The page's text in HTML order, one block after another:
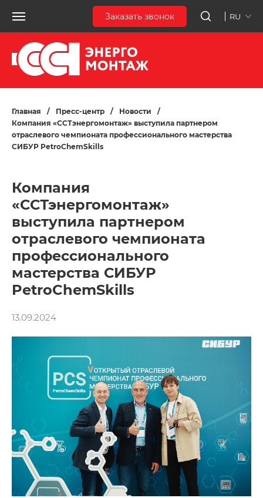
Заказать звонок RU
Главная / Пресс-центр / Новости
/
Компания «ССТэнергомонтаж» выступила партнером
отраслевого чемпионата профессионального мастерства
СИБУР PetroChemSkills
Компания
«ССТэнергомонтаж»
выступила партнером
отраслевого чемпионата
профессионального
мастерства СИБУР
PetroChemSkills
13.09.2024